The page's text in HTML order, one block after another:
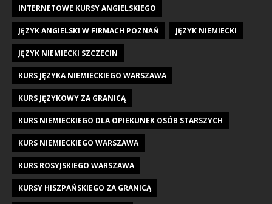
INTERNETOWE KURSY ANGIELSKIEGO
JĘZYK ANGIELSKI W FIRMACH POZNAŃ JĘZYK NIEMIECKI
JĘZYK NIEMIECKI SZCZECIN
KURS JĘZYKA NIEMIECKIEGO WARSZAWA
KURS JĘZYKOWY ZA GRANICĄ
KURS NIEMIECKIEGO DLA OPIEKUNEK OSÓB STARSZYCH
KURS NIEMIECKIEGO WARSZAWA
KURS ROSYJSKIEGO WARSZAWA
KURSY HISZPAŃSKIEGO ZA GRANICĄ